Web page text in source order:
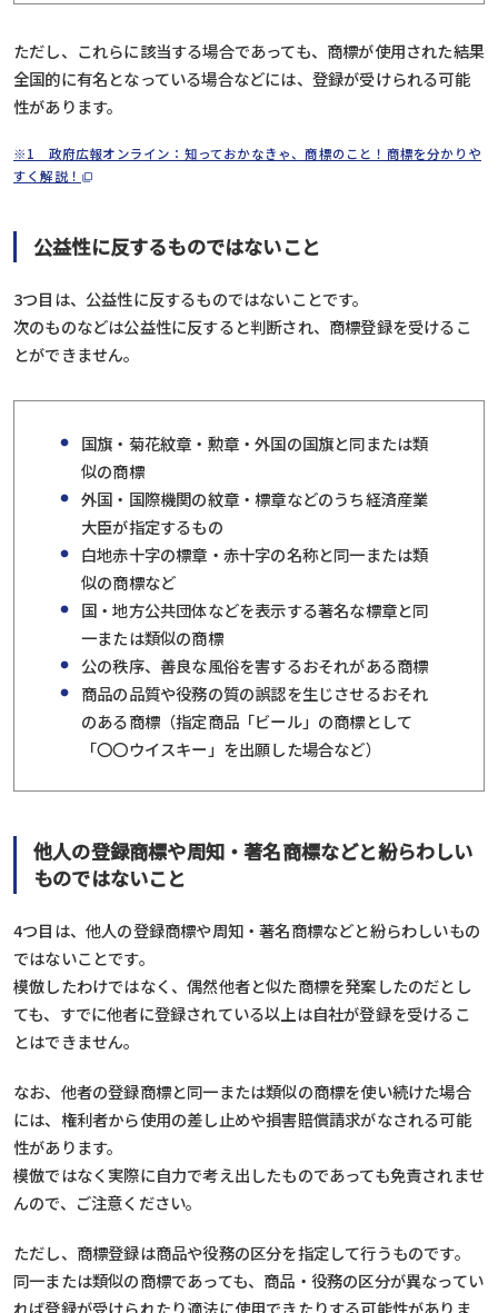
ただし、これらに該当する場合であっても、商標が使用された結果
全国的に有名となっている場合などには、登録が受けられる可能
性があります。
※1 政府広報オンライン：知っておかなきゃ、商標のこと！商標を分かりや
すく解説！
公益性に反するものではないこと
3つ目は、公益性に反するものではないことです。
次のものなどは公益性に反すると判断され、商標登録を受けるこ
とができません。
国旗・菊花紋章・勲章・外国の国旗と同または類
似の商標
外国・国際機関の紋章・標章などのうち経済産業
大臣が指定するもの
白地赤十字の標章・赤十字の名称と同一または類
似の商標など
国・地方公共団体などを表示する著名な標章と同
一または類似の商標
公の秩序、善良な風俗を害するおそれがある商標
商品の品質や役務の質の誤認を生じさせるおそれ
のある商標（指定商品「ビール」の商標として
「〇〇ウイスキー」を出願した場合など）
他人の登録商標や周知・著名商標などと紛らわしい
ものではないこと
4つ目は、他人の登録商標や周知・著名商標などと紛らわしいもの
ではないことです。
模倣したわけではなく、偶然他者と似た商標を発案したのだとし
ても、すでに他者に登録されている以上は自社が登録を受けるこ
とはできません。
なお、他者の登録商標と同一または類似の商標を使い続けた場合
には、権利者から使用の差し止めや損害賠償請求がなされる可能
性があります。
模倣ではなく実際に自力で考え出したものであっても免責されませ
んので、ご注意ください。
ただし、商標登録は商品や役務の区分を指定して行うものです。
同一または類似の商標であっても、商品・役務の区分が異なってい
れば登録が受けられたり適法に使用できたりする可能性がありま